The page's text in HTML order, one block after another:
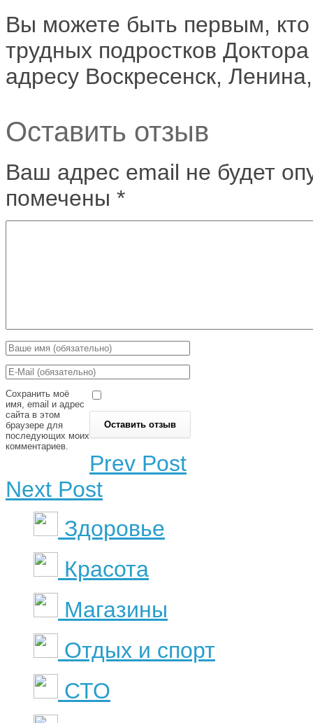
Вы можете быть первым,
трудных подростков
адресу Воскресенск,
Оставить отзыв
Ваш адрес email не будет
помечены *
Сохранить моё
имя, email и адрес
сайта в этом
браузере для
последующих моих
комментариев.
Prev Post
Next Post
Здоровье
Красота
Магазины
Отдых и спорт
СТО